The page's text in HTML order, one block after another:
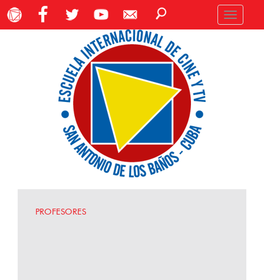
Toggle
navigation
PROFESORES